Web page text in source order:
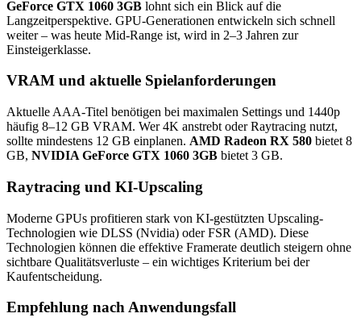
GeForce GTX 1060 3GB lohnt sich ein Blick auf die
Langzeitperspektive. GPU-Generationen entwickeln sich schnell
weiter – was heute Mid-Range ist, wird in 2–3 Jahren zur
Einsteigerklasse.
VRAM und aktuelle Spielanforderungen
Aktuelle AAA-Titel benötigen bei maximalen Settings und 1440p
häufig 8–12 GB VRAM. Wer 4K anstrebt oder Raytracing nutzt,
sollte mindestens 12 GB einplanen. AMD Radeon RX 580 bietet 8
GB, NVIDIA GeForce GTX 1060 3GB bietet 3 GB.
Raytracing und KI-Upscaling
Moderne GPUs profitieren stark von KI-gestützten Upscaling-
Technologien wie DLSS (Nvidia) oder FSR (AMD). Diese
Technologien können die effektive Framerate deutlich steigern ohne
sichtbare Qualitätsverluste – ein wichtiges Kriterium bei der
Kaufentscheidung.
Empfehlung nach Anwendungsfall